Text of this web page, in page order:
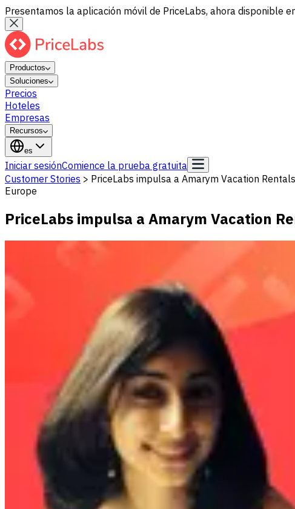
Presentamos la aplicación móvil de PriceLabs, ahora disponible
Productos
Soluciones
Precios
Hoteles
Empresas
Recursos
es
Iniciar sesiónComience la prueba gratuita
Customer Stories > PriceLabs impulsa a Amarym Vacation
Europe
PriceLabs impulsa a Amarym Vacation